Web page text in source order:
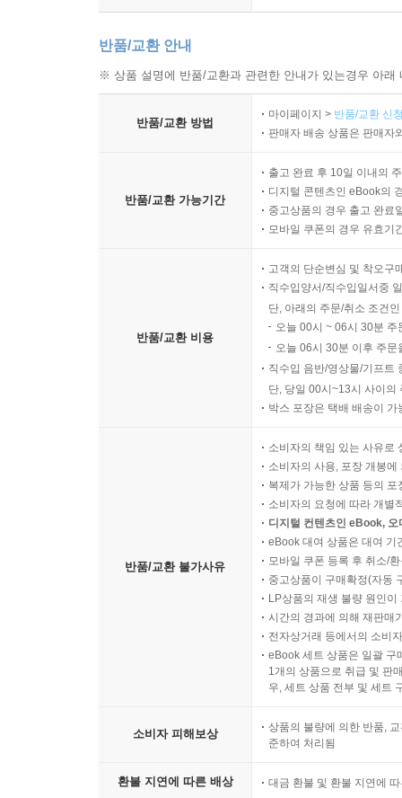
반품/교환 안내
※ 상품 설명에 반품/교환과 관련한 안내가 있는경우 아
반품/교환 방법
마이페이지 > 반품/교환 신
판매자 배송 상품은 판매자
반품/교환 가능기간
출고 완료 후 10일 이내의
디지털 콘텐츠인 eBook의
중고상품의 경우 출고 완료
모바일 쿠폰의 경우 유효기
반품/교환 비용
고객의 단순변심 및 착오구
직수입양서/직수입일서중
단, 아래의 주문/취소 조건
오늘 00시 ~ 06시 30분
오늘 06시 30분 이후 주
직수입 음반/영상물/기프트
단, 당일 00시~13시 사이의
박스 포장은 택배 배송이
반품/교환 불가사유
소비자의 책임 있는 사유로
소비자의 사용, 포장 개봉
복제가 가능한 상품 등의
소비자의 요청에 따라 개별
디지털 컨텐츠인 eBook,
eBook 대여 상품은 대여 기
모바일 쿠폰 등록 후 취소/
중고상품이 구매확정(자동
LP상품의 재생 불량 원인
시간의 경과에 의해 재판매
전자상거래 등에서의 소비
eBook 세트 상품은 일괄 구
1개의 상품으로 취급 및 판
우, 세트 상품 전부 및 세트
소비자 피해보상
상품의 불량에 의한 반품,
준하여 처리됨
환불 지연에 따른 배상 대금 환불 및 환불 지연에